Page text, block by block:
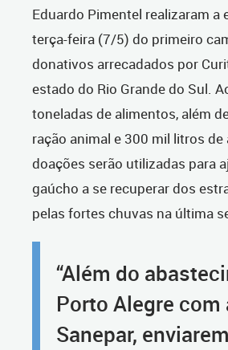
Eduardo Pimentel realizaram a
terça-feira (7/5) do primeiro
donativos arrecadados por
estado do Rio Grande do Sul.
toneladas de alimentos, além
ração animal e 300 mil litros de
doações serão utilizadas para
gaúcho a se recuperar dos
pelas fortes chuvas na última
“Além do
Porto Alegre com
Sanepar,